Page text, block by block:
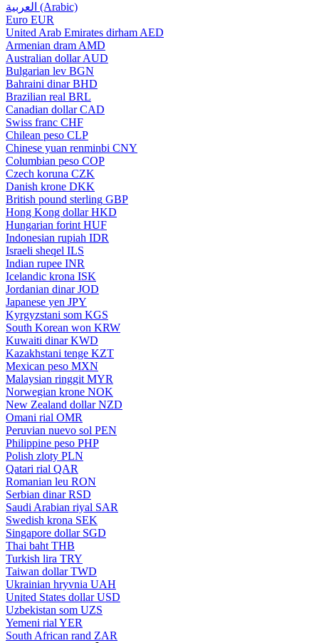
العربية (Arabic)
Euro EUR
United Arab Emirates dirham AED
Armenian dram AMD
Australian dollar AUD
Bulgarian lev BGN
Bahraini dinar BHD
Brazilian real BRL
Canadian dollar CAD
Swiss franc CHF
Chilean peso CLP
Chinese yuan renminbi CNY
Columbian peso COP
Czech koruna CZK
Danish krone DKK
British pound sterling GBP
Hong Kong dollar HKD
Hungarian forint HUF
Indonesian rupiah IDR
Israeli sheqel ILS
Indian rupee INR
Icelandic krona ISK
Jordanian dinar JOD
Japanese yen JPY
Kyrgyzstani som KGS
South Korean won KRW
Kuwaiti dinar KWD
Kazakhstani tenge KZT
Mexican peso MXN
Malaysian ringgit MYR
Norwegian krone NOK
New Zealand dollar NZD
Omani rial OMR
Peruvian nuevo sol PEN
Philippine peso PHP
Polish zloty PLN
Qatari rial QAR
Romanian leu RON
Serbian dinar RSD
Saudi Arabian riyal SAR
Swedish krona SEK
Singapore dollar SGD
Thai baht THB
Turkish lira TRY
Taiwan dollar TWD
Ukrainian hryvnia UAH
United States dollar USD
Uzbekistan som UZS
Yemeni rial YER
South African rand ZAR